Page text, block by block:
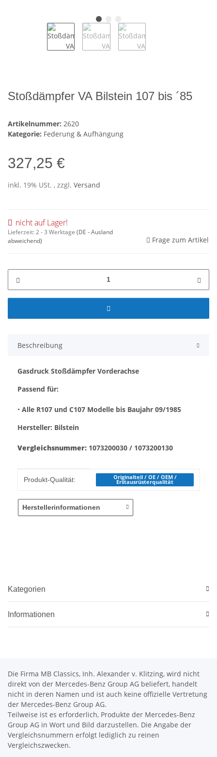
Stoßdämpfer VA Bilstein 107 bis ´85
Artikelnummer: 2620
Kategorie: Federung & Aufhängung
327,25 €
inkl. 19% USt. , zzgl. Versand
nicht auf Lager!
Lieferzeit:2 - 3 Werktage (DE - Ausland
abweichend)
Frage zum Artikel
Beschreibung
Gasdruck Stoßdämpfer Vorderachse
Passend für:
• Alle R107 und C107 Modelle bis Baujahr 09/1985
Hersteller: Bilstein
Vergleichsnummer: 1073200030 / 1073200130
Produkteigenschaft
Wert
Produkt-Qualität: Originalteil / OE / OEM /
Erstausrüsterqualität
Herstellerinformationen
Kategorien
Informationen
Die Firma MB Classics, Inh. Alexander v. Klitzing, wird nicht
direkt von der Mercedes-Benz Group AG beliefert, handelt
nicht in deren Namen und ist auch keine offizielle Vertretung
der Mercedes-Benz Group AG.
Teilweise ist es erforderlich, Produkte der Mercedes-Benz
Group AG in Wort und Bild darzustellen. Die Angabe der
Vergleichsnummern erfolgt lediglich zu reinen
Vergleichszwecken.